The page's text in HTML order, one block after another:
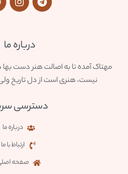
درباره ما
مهتاک آمده تا به اصالت هنر دست
نیست، هنری است از دل تاریخ
دسترسی
درباره ما
ارتباط با ما
صفحه